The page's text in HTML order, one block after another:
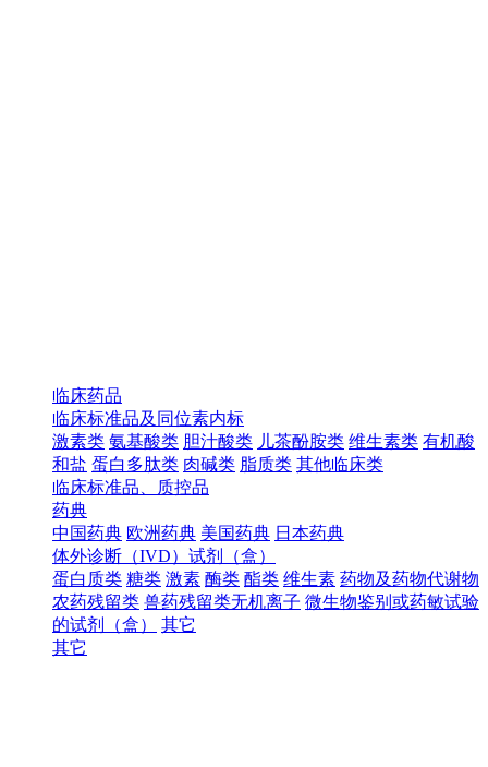
临床药品
临床标准品及同位素内标
激素类 氨基酸类 胆汁酸类 儿茶酚胺类 维生素类 有机酸
和盐 蛋白多肽类 肉碱类 脂质类 其他临床类
临床标准品、质控品
药典
中国药典 欧洲药典 美国药典 日本药典
体外诊断（IVD）试剂（盒）
蛋白质类 糖类 激素 酶类 酯类 维生素 药物及药物代谢物
农药残留类 兽药残留类无机离子 微生物鉴别或药敏试验
的试剂（盒）
其它
其它